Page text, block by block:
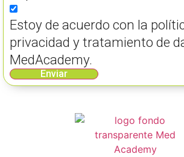
Estoy de acuerdo con la
privacidad y tratamiento de
MedAcademy.
Enviar